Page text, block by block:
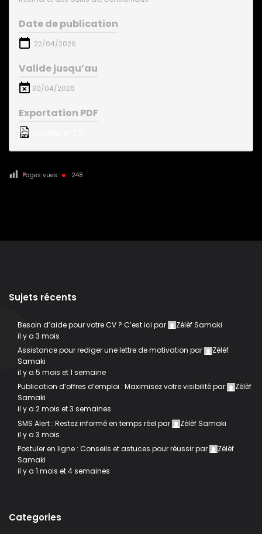
Date de publication
22/04/2026
Valide jusqu’au
30/04/2026
Exportation PDF
Pages vues 248
Sujets récents
Besoin d’aide pour votre CV ? C’est ici par
Zélèf Samaki
il y a 3 mois
Assistance pour rediger une lettre de motivation par
Zélèf
Samaki
il y a 5 mois et 1 semaine
Publication d’offres d’emploi : Maximisez votre visibilitépar
Zélèf
Samaki
il y a 2 mois et 3 semaines
SMS Alert : Restez informé en temps réel par
Zélèf Samaki
il y a 3 mois
Postuler en ligne : Conseils et astuces pour réussirpar
Zélèf
Samaki
il y a 1 mois et 4 semaines
Categories